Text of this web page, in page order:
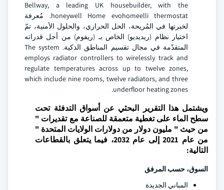
Bellway, a leading UK housebuilder, with the
honeywell Home evohomeelli thermostat. مُعرفة
لخبرتها في المُريحة، الحل الحراري، والحلول الأمنية، تمّ
اختيار نظام (ريديديو) الخاص بـ (ريفوم) من أجل قدراته
المتقدّمة في مجال تقسيم المناطق الذكية. The system
employs radiator controllers to wirelessly track and
regulate temperatures across up to twelve zones,
which include nine rooms, twelve radiators, and three
underfloor heating zones.
ويشتمل هذا التقرير البحثي عن أسواق التدفئة تحت
سطح الماء على تغطية متعمقة للصناعة مع تقديرات "
من حيث " مليون دولار من دولارات الولايات المتحدة "
من عام 2021 إلى عام 2032، فيما يتعلق بالقطاعات
التالية:
السوق، حسب المرفق
المباني الجديدة